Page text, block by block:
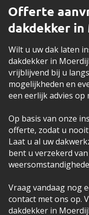
Offerte
dakdekker
Wilt u uw dak laten
dakdekker in
vrijblijvend bij u
mogelijkheden en
een eerlijk advies op
Op basis van onze
offerte, zodat u
Laat u al uw
bent u verzekerd
Vraag vandaag nog
contact met ons op.
dakdekker in